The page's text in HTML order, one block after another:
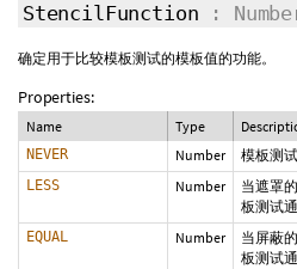
StencilFunction :
确定用于比较模板测试的模板值的功能。
Properties:
Name Type
NEVER Number 模板测
LESS Number
当遮罩
板测试通
EQUAL Number
当屏蔽
板测试通